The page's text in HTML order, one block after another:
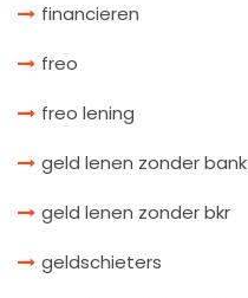
financieren
freo
freo lening
geld lenen zonder bank
geld lenen zonder bkr
geldschieters